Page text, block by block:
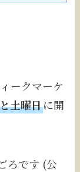
ークマーケ
土曜日に開
ろです (公